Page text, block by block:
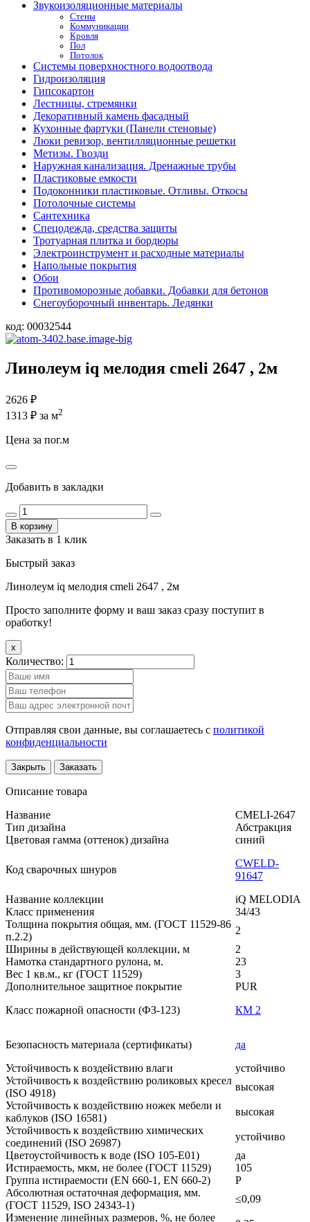
Звукоизоляционные материалы
Стены
Коммуникации
Кровля
Пол
Потолок
Системы поверхностного водоотвода
Гидроизоляция
Гипсокартон
Лестницы, стремянки
Декоративный камень фасадный
Кухонные фартуки (Панели стеновые)
Люки ревизор, вентилляционные решетки
Метизы. Гвозди
Наружная канализация. Дренажные трубы
Пластиковые емкости
Подоконники пластиковые. Отливы. Откосы
Потолочные системы
Сантехника
Спецодежда, средства защиты
Тротуарная плитка и бордюры
Электроинструмент и расходные материалы
Напольные покрытия
Обои
Противоморозные добавки. Добавки для бетонов
Снегоуборочный инвентарь. Ледянки
код: 00032544
Линолеум iq мелодия cmeli 2647 , 2м
2626 ₽
1313 ₽ за м2
Цена за пог.м
Добавить в закладки
В корзину
Заказать в 1 клик
Быстрый заказ
Линолеум iq мелодия cmeli 2647 , 2м
Просто заполните форму и ваш заказ сразу поступит в
оработку!
x
Количество:
Отправляя свои данные, вы соглашаетесь с политикой
конфиденциальности
Закрыть Заказать
Описание товара
Название
CMELI-2647
Тип дизайна
Абстракция
Цветовая гамма (оттенок) дизайна
синий
Код сварочных шнуров
CWELD-
91647
Название коллекции
iQ MELODIA
Класс применения
34/43
Толщина покрытия общая, мм. (ГОСТ 11529-86
п.2.2)
2
Ширины в действующей коллекции, м
2
Намотка стандартного рулона, м.
23
Вес 1 кв.м., кг (ГОСТ 11529)
3
Дополнительное защитное покрытие
PUR
Класс пожарной опасности (ФЗ-123)
КМ 2
Безопасность материала (сертификаты)
да
Устойчивость к воздействию влаги
устойчиво
Устойчивость к воздействию роликовых кресел
(ISO 4918)
высокая
Устойчивость к воздействию ножек мебели и
каблуков (ISO 16581)
высокая
Устойчивость к воздействию химических
соединений (ISO 26987)
устойчиво
Цветоустойчивость к воде (ISO 105-E01)
да
Истираемость, мкм, не более (ГОСТ 11529)
105
Группа истираемости (EN 660-1, EN 660-2)
P
Абсолютная остаточная деформация, мм.
(ГОСТ 11529, ISO 24343-1)
≤0,09
Изменение линейных размеров, %, не более